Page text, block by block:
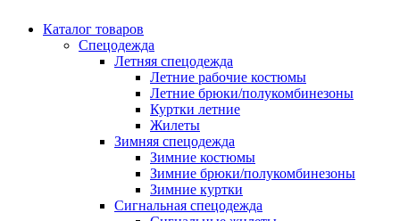
Каталог товаров
Спецодежда
Летняя спецодежда
Летние рабочие костюмы
Летние брюки/полукомбинезоны
Куртки летние
Жилеты
Зимняя спецодежда
Зимние костюмы
Зимние брюки/полукомбинезоны
Зимние куртки
Сигнальная спецодежда